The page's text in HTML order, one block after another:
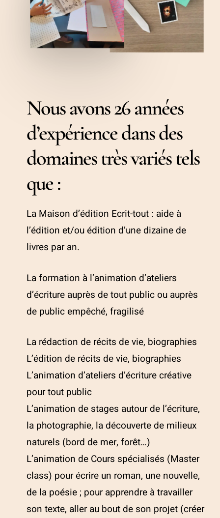
Nous avons 26 années
d’expérience dans des
domaines très variés tels
que :
La Maison d’édition Ecrit-tout : aide à
l’édition et/ou édition d’une dizaine de
livres par an.
La formation à l’animation d’ateliers
d’écriture auprès de tout public ou auprès
de public empêché, fragilisé
La rédaction de récits de vie, biographies
L’édition de récits de vie, biographies
L’animation d’ateliers d’écriture créative
pour tout public
L’animation de stages autour de l’écriture,
la photographie, la découverte de milieux
naturels (bord de mer, forêt…)
L’animation de Cours spécialisés (Master
class) pour écrire un roman, une nouvelle,
de la poésie ; pour apprendre à travailler
son texte, aller au bout de son projet (créer